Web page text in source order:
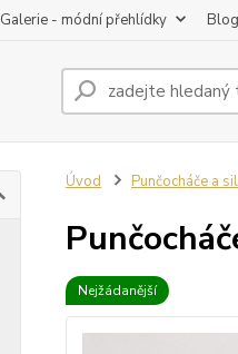
Galerie - módní přehlídky Blog
Úvod Punčocháče a
Nejžádanější